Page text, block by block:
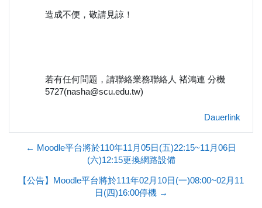
造成不便，敬請見諒！
若有任何問題，請聯絡業務聯絡人 褚鴻連 分機
5727(nasha@scu.edu.tw)
Dauerlink
← Moodle平台將於110年11月05日(五)22:15~11月06日
(六)12:15更換網路設備
【公告】Moodle平台將於111年02月10日(一)08:00~02月11
日(四)16:00停機 →